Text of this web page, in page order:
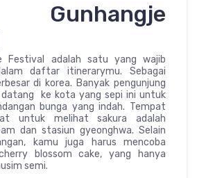
Gunhangje
Festival adalah satu yang wajib
daftar itinerarymu. Sebagai
di korea. Banyak pengunjung
datang ke kota yang sepi ini untuk
bunga yang indah. Tempat
untuk melihat sakura adalah
dan stasiun gyeonghwa. Selain
kamu juga harus mencoba
blossom cake, yang hanya
semi.